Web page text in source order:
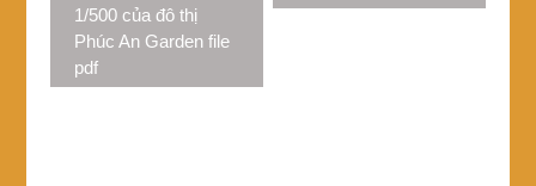
viết1/500 của đô thị
Phúc An Garden file
pdf